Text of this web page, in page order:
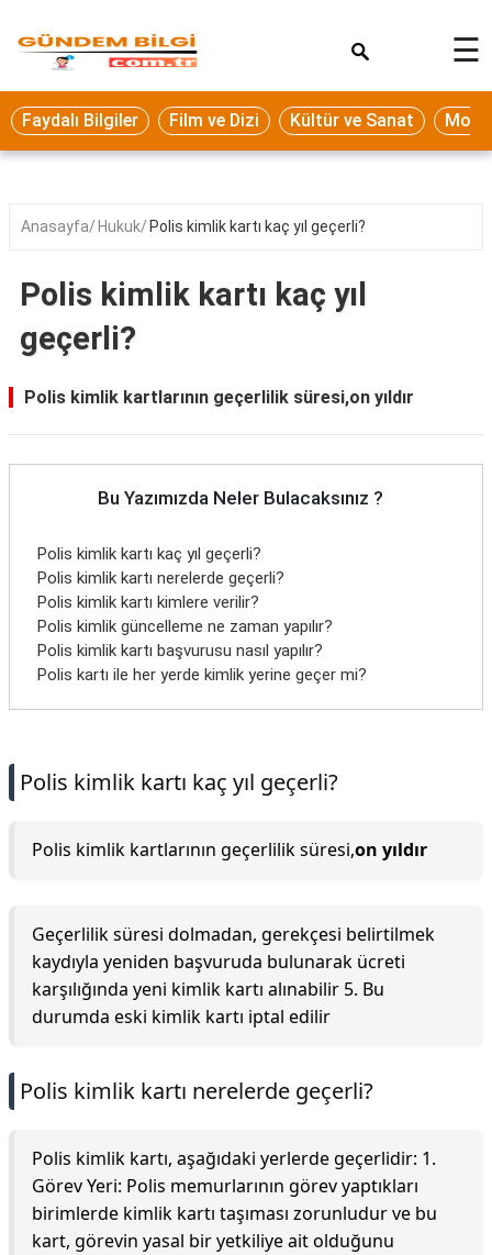
Eğitim
Ekonomi
Seyahat
Oyun
Yaşam
Hukuk
Blog
☰
Faydalı Bilgiler Film ve Dizi Kültür ve Sanat
Anasayfa Hukuk Polis kimlik kartı kaç yıl geçerli?
Polis kimlik kartı kaç yıl
geçerli?
Polis kimlik kartlarının geçerlilik süresi,on yıldır
Bu Yazımızda Neler Bulacaksınız ?
Polis kimlik kartı kaç yıl geçerli?
Polis kimlik kartı nerelerde geçerli?
Polis kimlik kartı kimlere verilir?
Polis kimlik güncelleme ne zaman yapılır?
Polis kimlik kartı başvurusu nasıl yapılır?
Polis kartı ile her yerde kimlik yerine geçer mi?
Polis kimlik kartı kaç yıl geçerli?
Polis kimlik kartlarının geçerlilik süresi,on yıldır
Geçerlilik süresi dolmadan, gerekçesi belirtilmek
kaydıyla yeniden başvuruda bulunarak ücreti
karşılığında yeni kimlik kartı alınabilir 5. Bu
durumda eski kimlik kartı iptal edilir
Polis kimlik kartı nerelerde geçerli?
Polis kimlik kartı, aşağıdaki yerlerde geçerlidir: 1.
Görev Yeri: Polis memurlarının görev yaptıkları
birimlerde kimlik kartı taşıması zorunludur ve bu
kart, görevin yasal bir yetkiliye ait olduğunu